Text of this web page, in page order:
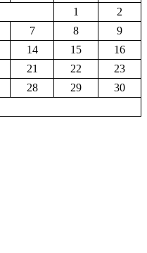
1
2
7 8
9
14 15
16
21 22
23
28 29
30